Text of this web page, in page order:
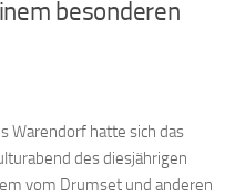
besonderen
Warendorf hatte sich das
des diesjährigen
vom Drumset und anderen